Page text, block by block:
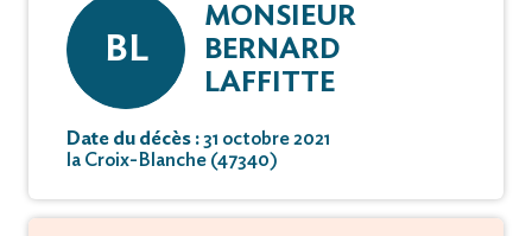
BL
MONSIEUR
BERNARD
LAFFITTE
Date du décès :31 octobre 2021
la Croix-Blanche (47340)